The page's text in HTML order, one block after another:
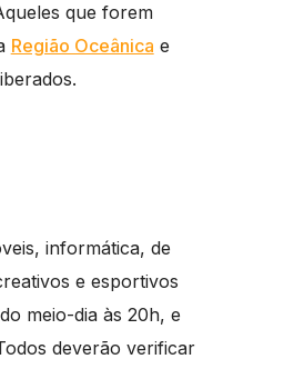
que forem
Região Oceânica e
informática, de
e esportivos
meio-dia às 20h, e
deverão verificar